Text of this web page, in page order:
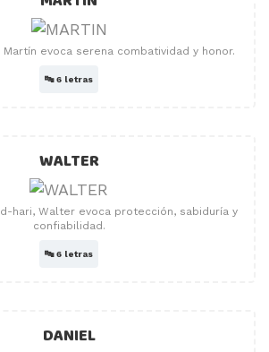
evoca serena combatividad y honor.
🔤6 letras
WALTER
hari, Walter evoca protección, sabiduría y
confiabilidad.
🔤6 letras
DANIEL